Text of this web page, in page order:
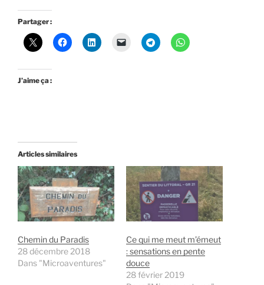
Partager :
J’aime ça :
Articles similaires
Chemin du Paradis
28 décembre 2018
Dans "Microaventures"
Ce qui me meut m’émeut
: sensations en pente
douce
28 février 2019